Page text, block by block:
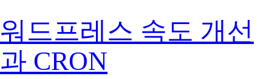
워드프레스 속도 개선
과 CRON